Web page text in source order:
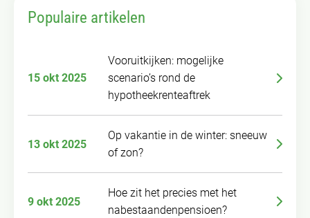
Populaire artikelen
15 okt 2025
Vooruitkijken: mogelijke
scenario’s rond de
hypotheekrenteaftrek
13 okt 2025
Op vakantie in de winter: sneeuw
of zon?
9 okt 2025
Hoe zit het precies met het
nabestaandenpensioen?